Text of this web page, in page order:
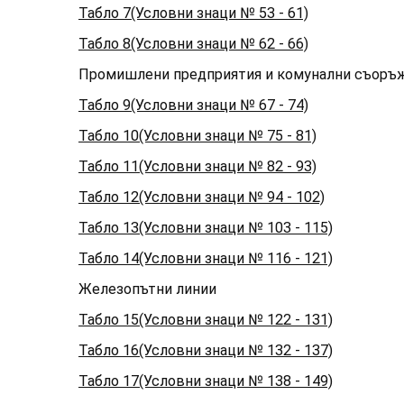
Табло 7(Условни знаци № 53 - 61)
Табло 8(Условни знаци № 62 - 66)
Промишлени предприятия и комунални
Табло 9(Условни знаци № 67 - 74)
Табло 10(Условни знаци № 75 - 81)
Табло 11(Условни знаци № 82 - 93)
Табло 12(Условни знаци № 94 - 102)
Табло 13(Условни знаци № 103 - 115)
Табло 14(Условни знаци № 116 - 121)
Железопътни линии
Табло 15(Условни знаци № 122 - 131)
Табло 16(Условни знаци № 132 - 137)
Табло 17(Условни знаци № 138 - 149)